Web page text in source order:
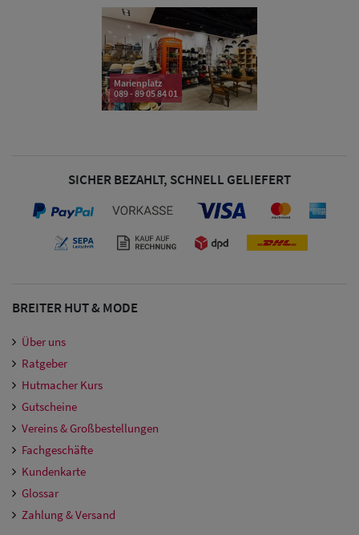
Bandana Caps
Sonnenschilder
Damen Caps
(63-65 cm)
Marienplatz
089 - 89 05 84 01
SICHER BEZAHLT, SCHNELL GELIEFERT
BREITER HUT & MODE
Über uns
Ratgeber
Hutmacher Kurs
Gutscheine
Vereins & Großbestellungen
Fachgeschäfte
Kundenkarte
Glossar
Zahlung & Versand